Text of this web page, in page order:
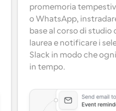
promemoria
o WhatsApp,
base al corso di studio
laurea e notificare i
Slack in modo che
in tempo.